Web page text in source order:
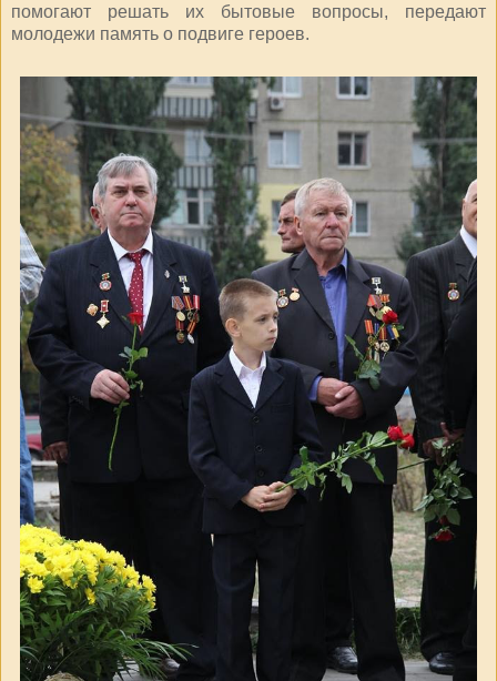
помогают решать их бытовые вопросы, передают
молодежи память о подвиге героев.